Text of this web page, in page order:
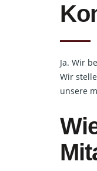
Ja. Wir
Wir
unsere